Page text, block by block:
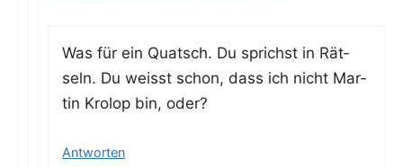
Was für ein Quatsch. Du sprichst in Rät­
seln. Du weisst schon, dass ich nicht Mar­
tin Kro­lop bin, oder?
Antworten